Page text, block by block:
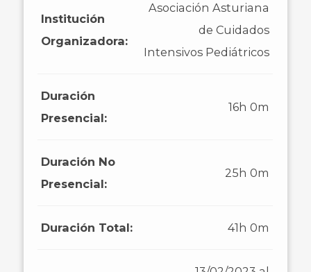
Institución
Organizadora:
Asociación Asturiana
de Cuidados
Intensivos Pediátricos
Duración
Presencial:
16h 0m
Duración No
Presencial:
25h 0m
Duración Total: 41h 0m